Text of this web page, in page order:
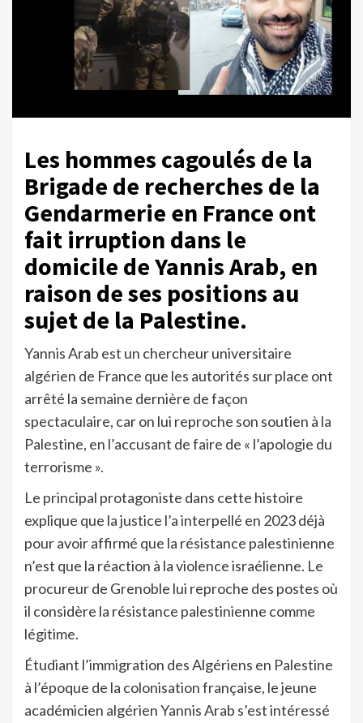
Les hommes cagoulés de la
Brigade de recherches de la
Gendarmerie en France ont
fait irruption dans le
domicile de Yannis Arab, en
raison de ses positions au
sujet de la Palestine.
Yannis Arab est un chercheur universitaire
algérien de France que les autorités sur place ont
arrêté la semaine dernière de façon
spectaculaire, car on lui reproche son soutien à la
Palestine, en l’accusant de faire de « l’apologie du
terrorisme ».
Le principal protagoniste dans cette histoire
explique que la justice l’a interpellé en 2023 déjà
pour avoir affirmé que la résistance palestinienne
n’est que la réaction à la violence israélienne. Le
procureur de Grenoble lui reproche des postes où
il considère la résistance palestinienne comme
légitime.
Étudiant l’immigration des Algériens en Palestine
à l’époque de la colonisation française, le jeune
académicien algérien Yannis Arab s’est intéressé